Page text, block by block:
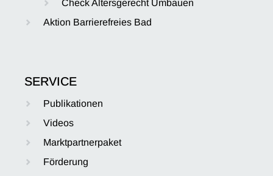
Check Altersgerecht Umbauen
Aktion Barrierefreies Bad
SERVICE
Publikationen
Videos
Marktpartnerpaket
Förderung